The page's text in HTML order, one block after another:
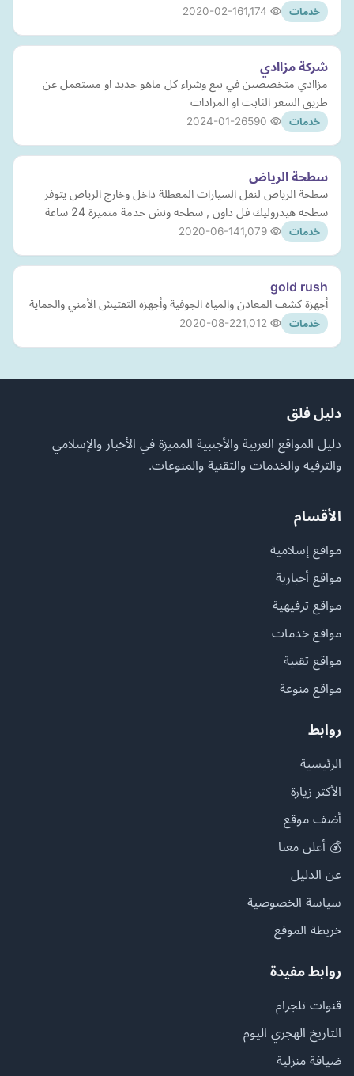
خدمات 2020-02-16
شركة مزاادي
مزاادي متخصصين في بيع وشراء كل ماهو جديد او مستعمل عن
طريق السعر الثابت او المزادات
خدمات 2024-01-26
سطحة الرياض
سطحة الرياض لنقل السيارات المعطلة داخل وخارج الرياض يتوفر
سطحه هيدروليك فل داون , سطحه ونش خدمة متميزة 24 ساعة
خدمات 2020-06-14
gold rush
أجهزة كشف المعادن والمياه الجوفية وأجهزه التفتيش الأمني والحماية
خدمات 2020-08-22
دليل فلق
دليل المواقع العربية والأجنبية المميزة في الأخبار والإسلامي
والترفيه والخدمات والتقنية والمنوعات.
الأقسام
مواقع إسلامية
مواقع أخبارية
مواقع ترفيهية
مواقع خدمات
مواقع تقنية
مواقع منوعة
روابط
الرئيسية
الأكثر زيارة
أضف موقع
💰 أعلن معنا
عن الدليل
سياسة الخصوصية
خريطة الموقع
روابط مفيدة
قنوات تلجرام
التاريخ الهجري اليوم
ضيافة منزلية